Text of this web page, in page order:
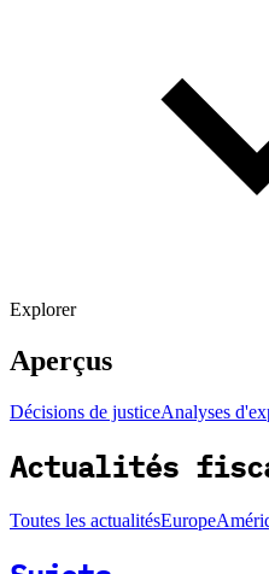
Explorer
Aperçus
Décisions de justiceAnalyses
Actualités
Toutes les actualitésEurope